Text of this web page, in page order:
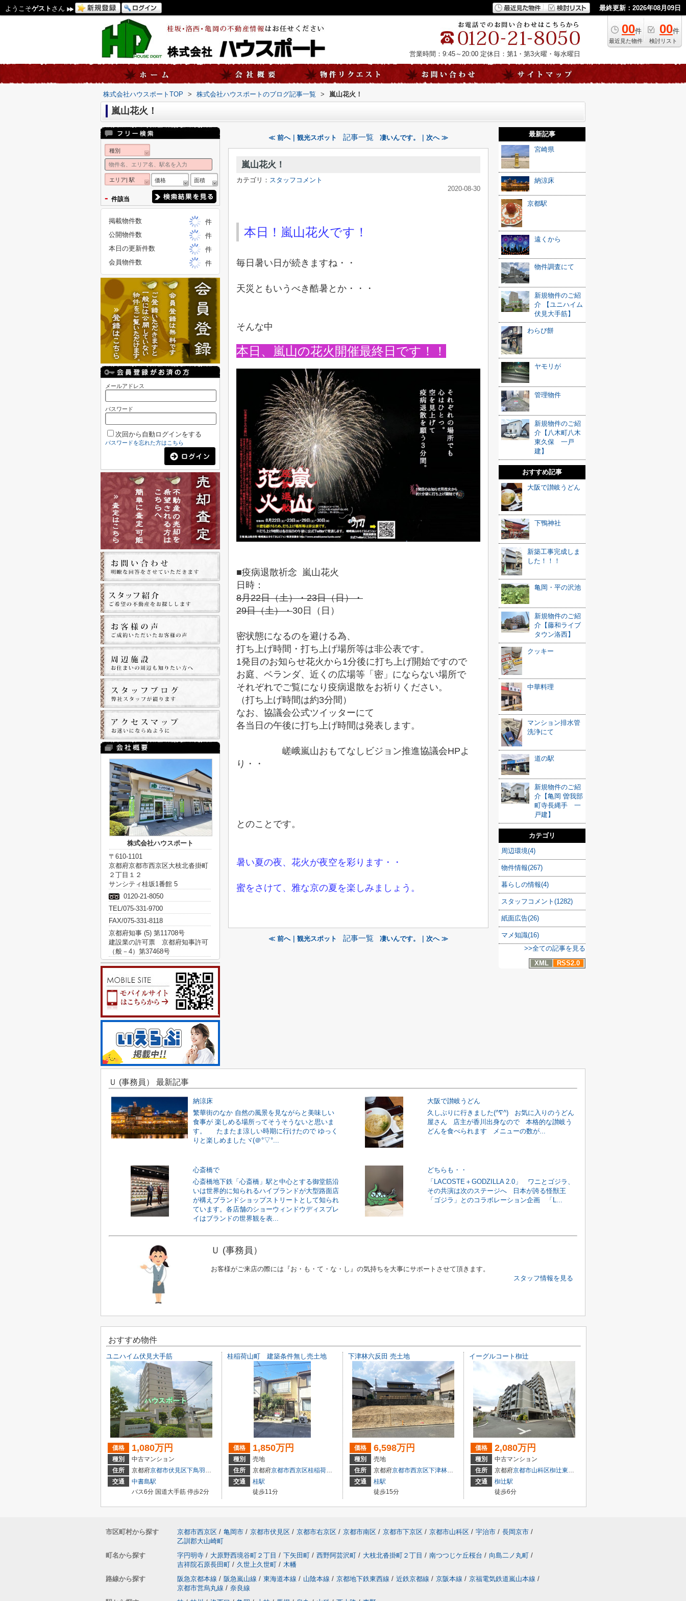
ようこそゲスト さん 最終更新：2026年08月09日
00件
最近見た物件
00件
検討リスト
営業時間：9:45～20:00 定休日：第1・第3火曜・毎水曜日
株式会社ハウスポートTOP > 株式会社ハウスポートのブログ記事一覧 > 嵐山花火！
嵐山花火！
≪ 前へ｜観光スポット 記事一覧 凄いんです。｜次へ ≫
嵐山花火！
カテゴリ： スタッフコメント
2020-08-30
本日！嵐山花火です！
毎日暑い日が続きますね・・
天災ともいうべき酷暑とか・・・
そんな中
本日、嵐山の花火開催最終日です！！
■疫病退散祈念
嵐山花火
日時：
8月22日（土）・23日（日）・
29日（土）・30 日（日）
密状態になるのを避ける為、
打ち上げ時間・打ち上げ場所等は非公表です。
1発目のお知らせ花火から 1分後に打ち上げ開始ですので
お庭、ベランダ、近くの広場等「密」にならない場所で
それぞれでご覧になり疫病退散をお祈りください。
（打ち上げ時間は約3分間）
なお、協議会公式ツイッターにて
各当日の午後に打ち上げ時間は発表します。
嵯峨嵐山おもてなしビジョン推進協議会HPよ
り・・
とのことです。
暑い夏の夜、花火が夜空を彩ります・・
蜜をさけて、雅な京の夏を楽しみましょう。
≪ 前へ｜観光スポット 記事一覧 凄いんです。｜次へ ≫
最新記事
宮崎県
納涼床
京都駅
遠くから
物件調査にて
新規物件のご紹
介 【ユニハイム
伏見大手筋】
わらび餅
ヤモリが
管理物件
新規物件のご紹
介【八木町八木
東久保 一戸
建】
おすすめ記事
大阪で讃岐うどん
下鴨神社
新築工事完成しま
した！！！
亀岡・平の沢池
新規物件のご紹
介【藤和ライブ
タウン洛西】
クッキー
中華料理
マンション排水管
洗浄にて
道の駅
新規物件のご紹
介【亀岡 曽我部
町寺長縄手 一
戸建】
カテゴリ
周辺環境(4)
物件情報(267)
暮らしの情報(4)
スタッフコメント(1282)
紙面広告(26)
マメ知識(16)
>>全ての記事を見る
XML
RSS2.0
種別
エリア| 駅 価格 面積
- 件該当
掲載物件数
件
公開物件数
件
本日の更新件数
件
会員物件数
件
メールアドレス
パスワード
次回から自動ログインをする
パスワードを忘れた方はこちら
株式会社ハウスポート
〒610-1101
京都府京都市西京区大枝北沓掛町
２丁目１２
サンシティ桂坂1番館 5
0120-21-8050
TEL/075-331-9700
FAX/075-331-8118
京都府知事 (5) 第11708号
建設業の許可票 京都府知事許可
（般－4）第37468号
Ｕ (事務員） 最新記事
納涼床
繁華街のなか 自然の風景を見ながらと美味しい
食事が 楽しめる場所ってそうそうないと思いま
す。 たまたま涼しい時期に行けたので ゆっく
りと楽しめましたヾ(＠°▽°...
大阪で讃岐うどん
久しぶりに行きました(^∇^) お気に入りのうどん
屋さん 店主が香川出身なので 本格的な讃岐う
どんを食べられます メニューの数が...
心斎橋で
心斎橋地下鉄「心斎橋」駅と中心とする御堂筋沿
いは世界的に知られるハイブランドが大型路面店
が構えブランドショップストリートとして知られ
ています。各店舗のショーウィンドウディスプレ
イはブランドの世界観を表...
どちらも・・
「LACOSTE＋GODZILLA 2.0」 ワニとゴジラ、
その共演は次のステージへ 日本が誇る怪獣王
「ゴジラ」とのコラボレーション企画 「L...
Ｕ (事務員）
お客様がご来店の際には『お・も・て・な・し』の気持ちを大事にサポートさせて頂きます。
スタッフ情報を見る
おすすめ物件
ユニハイム伏見大手筋
価格 1,080万円
種別
中古マンション
住所
京都府京都市伏見区下鳥羽広長町
交通
中書島駅
バス6分 国道大手筋 停歩2分
桂稲荷山町 建築条件無し売土地
価格 1,850万円
種別
売地
住所
京都府京都市西京区桂稲荷山町
交通
桂駅
徒歩11分
下津林六反田 売土地
価格 6,598万円
種別
売地
住所
京都府京都市西京区下津林六反田
交通
桂駅
徒歩15分
イーグルコート椥辻
価格 2,080万円
種別
中古マンション
住所
京都府京都市山科区椥辻東浦町
交通
椥辻駅
徒歩6分
市区町村から探す 京都市西京区 / 亀岡市 / 京都市伏見区 / 京都市右京区 / 京都市南区 / 京都市下京区 / 京都市山科区 / 宇治市 / 長岡京市 /
乙訓郡大山崎町
町名から探す
字円明寺 / 大原野西境谷町２丁目 / 下矢田町 / 西野阿芸沢町 / 大枝北沓掛町２丁目 / 南つつじケ丘桜台 / 向島二ノ丸町 /
吉祥院石原長田町 / 久世上久世町 / 木幡
路線から探す
阪急京都本線 / 阪急嵐山線 / 東海道本線 / 山陰本線 / 京都地下鉄東西線 / 近鉄京都線 / 京阪本線 / 京福電気鉄道嵐山本線 /
京都市営烏丸線 / 奈良線